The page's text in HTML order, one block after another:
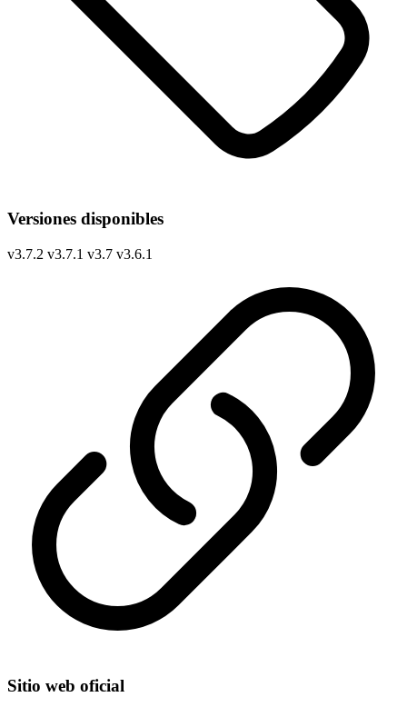
Versiones disponibles
v3.7.2 v3.7.1 v3.7 v3.6.1
Sitio web oficial